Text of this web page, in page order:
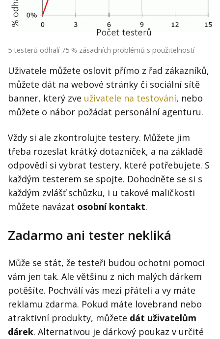
5 testerů odhalí 75 % zásadních problémů s použitelností
Uživatele můžete oslovit přímo z řad zákazníků,
můžete dát na webové stránky či sociální sítě
banner, který zve uživatele na testování, nebo
můžete o nábor požádat personální agenturu.
Vždy si ale zkontrolujte testery. Můžete jim
třeba rozeslat krátký dotazníček, a na základě
odpovědí si vybrat testery, které potřebujete. S
každým testerem se spojte. Dohodněte se si s
každým zvlášť schůzku, i u takové maličkosti
můžete navázat osobní kontakt.
Zadarmo ani tester nekliká
Může se stát, že testeři budou ochotni pomoci
vám jen tak. Ale většinu z nich malých dárkem
potěšíte. Pochválí vás mezi přáteli a vy máte
reklamu zdarma. Pokud máte lovebrand nebo
atraktivní produkty, můžete dát uživatelům
dárek. Alternativou je dárkový poukaz v určité